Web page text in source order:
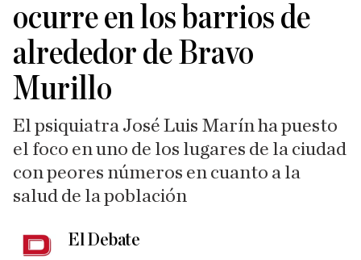
ocurre en los barrios de
alrededor de Bravo
Murillo
El psiquiatra José Luis Marín ha puesto
el foco en uno de los lugares de la ciudad
con peores números en cuanto a la
salud de la población
El Debate